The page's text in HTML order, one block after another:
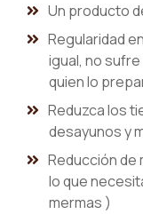
Un producto
Regularidad
igual, no
quien lo
Reduzca los
desayunos y
Reducción de
lo que
mermas )